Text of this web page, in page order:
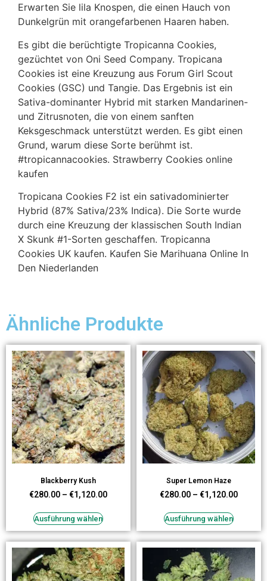
Erwarten Sie lila Knospen, die einen Hauch von
Dunkelgrün mit orangefarbenen Haaren haben.
Es gibt die berüchtigte Tropicanna Cookies,
gezüchtet von Oni Seed Company. Tropicana
Cookies ist eine Kreuzung aus Forum Girl Scout
Cookies (GSC) und Tangie. Das Ergebnis ist ein
Sativa-dominanter Hybrid mit starken Mandarinen-
und Zitrusnoten, die von einem sanften
Keksgeschmack unterstützt werden. Es gibt einen
Grund, warum diese Sorte berühmt ist.
#tropicannacookies. Strawberry Cookies online
kaufen
Tropicana Cookies F2 ist ein sativadominierter
Hybrid (87% Sativa/23% Indica). Die Sorte wurde
durch eine Kreuzung der klassischen South Indian
X Skunk #1-Sorten geschaffen. Tropicanna
Cookies UK kaufen. Kaufen Sie Marihuana Online In
Den Niederlanden
Ähnliche Produkte
Blackberry Kush
€280.00 – €1,120.00
Ausführung wählen
Super Lemon Haze
€280.00 – €1,120.00
Ausführung wählen